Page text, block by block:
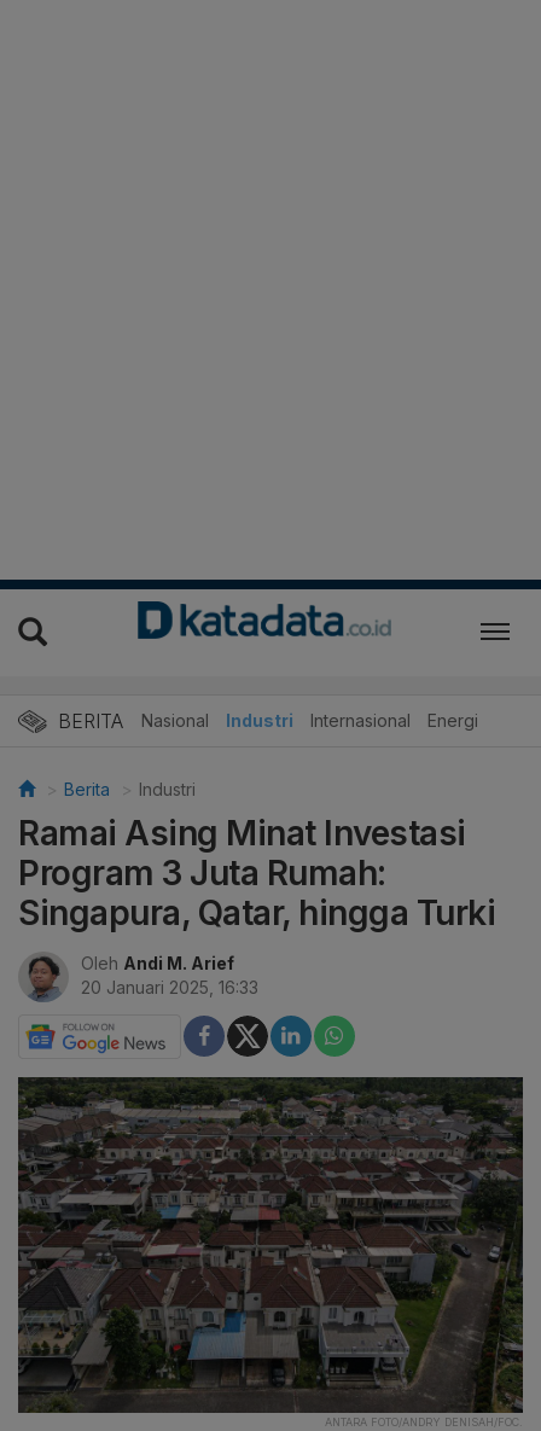
BERITA Nasional Industri Internasional Energi
Berita Industri
Ramai Asing Minat Investasi
Program 3 Juta Rumah:
Singapura, Qatar, hingga Turki
Oleh Andi M. Arief
20 Januari 2025, 16:33
ANTARA FOTO/ANDRY DENISAH/FOC.